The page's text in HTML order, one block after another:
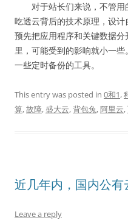
对于站长们来说，不管用
吃透云背后的技术原理，设
预先把应用程序和关键数据
里，可能受到的影响就小一
一些定时备份的工具。
This entry was posted in 0和1,
算,故障,盛大云,背包兔,阿里云,
近几年内，国内公有
Leave a reply